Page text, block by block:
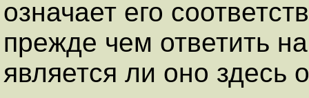
означает его
прежде чем ответить
является ли оно здесь